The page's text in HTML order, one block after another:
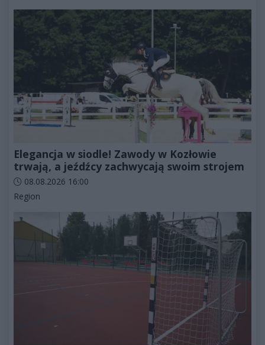
Elegancja w siodle! Zawody w Kozłowie
trwają, a jeźdźcy zachwycają swoim strojem
Data dodania artykułu:
08.08.2026 16:00
Kategorie artykułu:
Region